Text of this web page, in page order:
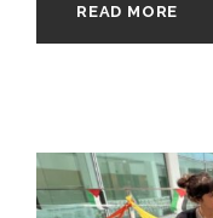
READ MORE